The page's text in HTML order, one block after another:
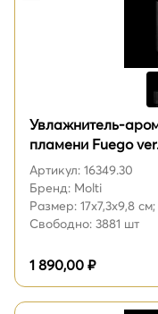
Увлажнитель-
пламени Fuego
Артикул: 16349.30
Бренд: Molti
Размер: 17x7,3x9,8
Свободно: 3881 шт
1 890,00 ₽